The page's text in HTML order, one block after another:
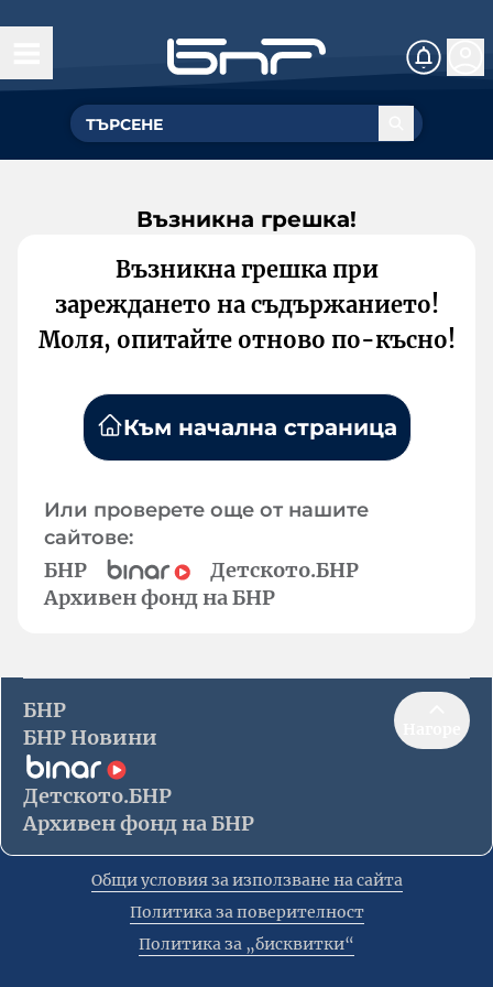
Възникна грешка!
Възникна грешка при
зареждането на съдържанието!
Моля, опитайте отново по-късно!
Към начална страница
Или проверете още от нашите
сайтове:
БНР
Детското.БНР
Архивен фонд на БНР
БНР
БНР Новини
Детското.БНР
Архивен фонд на БНР
Общи условия за използване на сайта
Политика за поверителност
Политика за „бисквитки“